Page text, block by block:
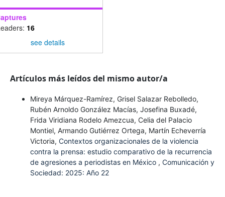
16
see details
Artículos más leídos del mismo autor/a
Mireya Márquez-Ramírez, Grisel Salazar Rebolledo,
Rubén Arnoldo González Macías, Josefina Buxadé,
Frida Viridiana Rodelo Amezcua, Celia del Palacio
Montiel, Armando Gutiérrez Ortega, Martín Echeverría
Victoria, Contextos organizacionales de la violencia
contra la prensa: estudio comparativo de la recurrencia
de agresiones a periodistas en México , Comunicación y
Sociedad: 2025: Año 22